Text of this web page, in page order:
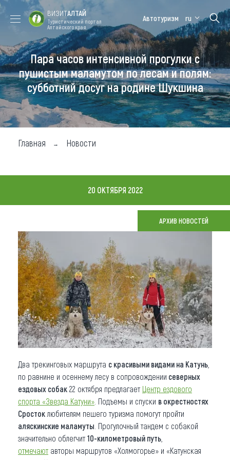
Форум VISIT
ALTAI
Цветение
маральника
Медицинский
форум
Алтайская
зимовка
Туры
Где побывать
Чем заняться
Карта
Что привезти (сувениры)
О регионе
Коллекция впечатлений
Другие рубрики
ВИЗИТАЛТАЙ
Туристический портал
Алтайского края
Автотуризм ru
Пара часов интенсивной прогулки с
пушистым маламутом по лесам и полям:
субботний досуг на родине Шукшина
Главная Новости
20 ОКТЯБРЯ 2022
АРХИВ НОВОСТЕЙ
Два трекинговых маршрута с красивыми видами на Катунь
по равнине и осеннему лесу в сопровождении северных
ездовых собак 22 октября предлагает Центр ездового
спорта «Звезда Катуни» . Подъемы и спуски в окрестностях
Сросток любителям пешего туризма помогут пройти
аляскинские маламуты . Прогулочный тандем с собакой
значительно облегчит 10-километровый путь
отмечают авторы маршрутов «Холмогорье» и «Катунская